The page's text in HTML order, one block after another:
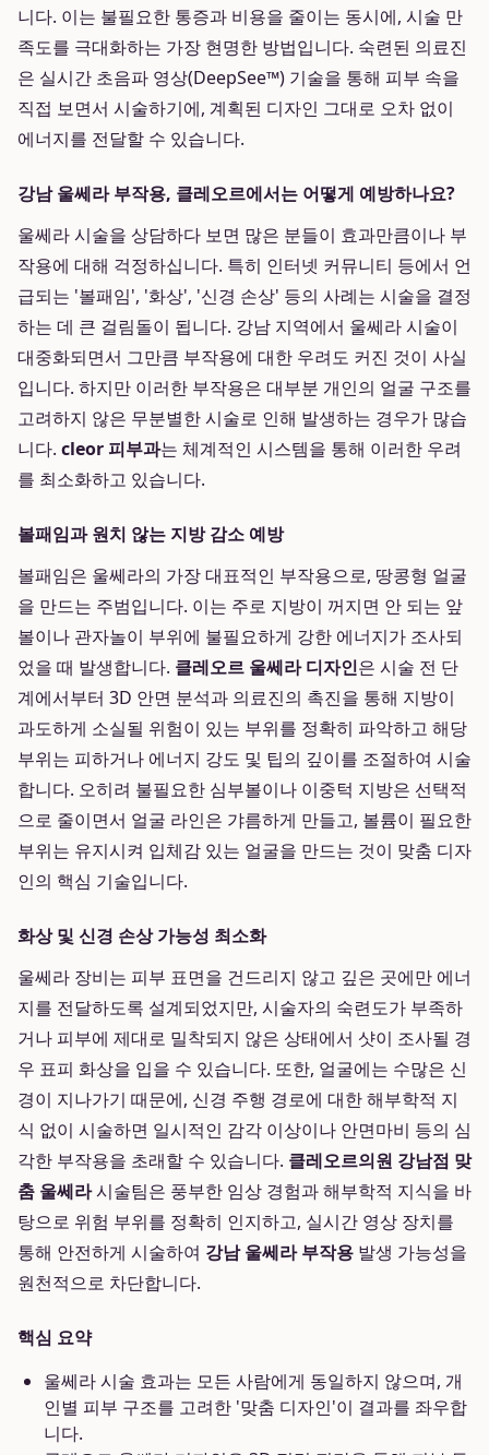
니다. 이는 불필요한 통증과 비용을 줄이는 동시에, 시술 만
족도를 극대화하는 가장 현명한 방법입니다. 숙련된 의료진
은 실시간 초음파 영상(DeepSee™) 기술을 통해 피부 속을
직접 보면서 시술하기에, 계획된 디자인 그대로 오차 없이
에너지를 전달할 수 있습니다.
강남 울쎄라 부작용, 클레오르에서는 어떻게 예방하나요?
울쎄라 시술을 상담하다 보면 많은 분들이 효과만큼이나 부
작용에 대해 걱정하십니다. 특히 인터넷 커뮤니티 등에서 언
급되는 '볼패임', '화상', '신경 손상' 등의 사례는 시술을 결정
하는 데 큰 걸림돌이 됩니다. 강남 지역에서 울쎄라 시술이
대중화되면서 그만큼 부작용에 대한 우려도 커진 것이 사실
입니다. 하지만 이러한 부작용은 대부분 개인의 얼굴 구조를
고려하지 않은 무분별한 시술로 인해 발생하는 경우가 많습
니다. cleor 피부과는 체계적인 시스템을 통해 이러한 우려
를 최소화하고 있습니다.
볼패임과 원치 않는 지방 감소 예방
볼패임은 울쎄라의 가장 대표적인 부작용으로, 땅콩형 얼굴
을 만드는 주범입니다. 이는 주로 지방이 꺼지면 안 되는 앞
볼이나 관자놀이 부위에 불필요하게 강한 에너지가 조사되
었을 때 발생합니다. 클레오르 울쎄라 디자인은 시술 전 단
계에서부터 3D 안면 분석과 의료진의 촉진을 통해 지방이
과도하게 소실될 위험이 있는 부위를 정확히 파악하고 해당
부위는 피하거나 에너지 강도 및 팁의 깊이를 조절하여 시술
합니다. 오히려 불필요한 심부볼이나 이중턱 지방은 선택적
으로 줄이면서 얼굴 라인은 갸름하게 만들고, 볼륨이 필요한
부위는 유지시켜 입체감 있는 얼굴을 만드는 것이 맞춤 디자
인의 핵심 기술입니다.
화상 및 신경 손상 가능성 최소화
울쎄라 장비는 피부 표면을 건드리지 않고 깊은 곳에만 에너
지를 전달하도록 설계되었지만, 시술자의 숙련도가 부족하
거나 피부에 제대로 밀착되지 않은 상태에서 샷이 조사될 경
우 표피 화상을 입을 수 있습니다. 또한, 얼굴에는 수많은 신
경이 지나가기 때문에, 신경 주행 경로에 대한 해부학적 지
식 없이 시술하면 일시적인 감각 이상이나 안면마비 등의 심
각한 부작용을 초래할 수 있습니다. 클레오르의원 강남점 맞
춤 울쎄라시술팀은 풍부한 임상 경험과 해부학적 지식을 바
탕으로 위험 부위를 정확히 인지하고, 실시간 영상 장치를
통해 안전하게 시술하여 강남 울쎄라 부작용 발생 가능성을
원천적으로 차단합니다.
핵심 요약
울쎄라 시술 효과는 모든 사람에게 동일하지 않으며, 개
인별 피부 구조를 고려한 '맞춤 디자인'이 결과를 좌우합
니다.